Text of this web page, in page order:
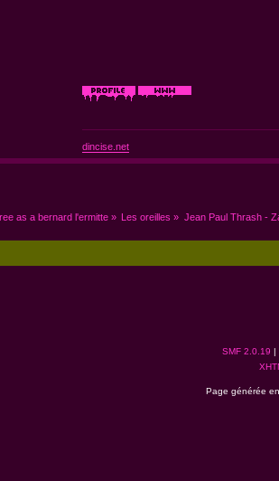
dincise.net
as a bernard l'ermitte» Les oreilles » Jean Paul Thrash -
SMF 2.0.19 |
Page générée